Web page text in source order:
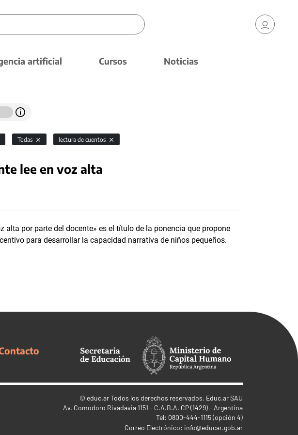
artificial Cursos Noticias
Todas lectura de cuentos
lee en voz alta
alta por parte del docente» es el título de la ponencia que propone
para desarrollar la capacidad narrativa de niños pequeños.
© educ.arTodos los derechos reservados. Educ.ar SAU
Av. Comodoro Rivadavia 1151 - C.A.B.A. CP (1429) - Argentina
Tel: 0800-444-1115 (opción 4)
Correo Electrónico: info@educar.gob.ar